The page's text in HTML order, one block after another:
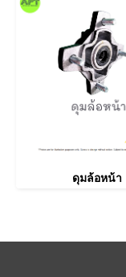
ดุมล้อหน้า